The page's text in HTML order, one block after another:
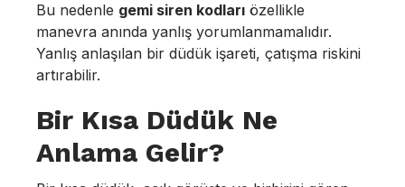
Bu nedenle gemi siren kodları özellikle
manevra anında yanlış yorumlanmamalıdır.
Yanlış anlaşılan bir düdük işareti, çatışma riskini
artırabilir.
Bir Kısa Düdük Ne
Anlama Gelir?